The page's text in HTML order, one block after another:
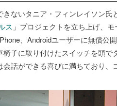
ないタニア・フィンレイソン氏
ス 」プロジェクトを立ち上げ、
、Androidユーザーに無償公開
椅子に取り付けたスイッチを頭
話ができる喜びに満ちており、